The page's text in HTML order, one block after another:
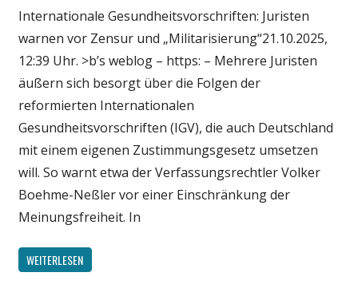
Politik
Wirtschaft
Wissenschaft
Internationale Gesundheitsvorschriften: Juristen
warnen vor Zensur und „Militarisierung“21.10.2025,
12:39 Uhr. >b’s weblog – https: – Mehrere Juristen
äußern sich besorgt über die Folgen der
reformierten Internationalen
Gesundheitsvorschriften (IGV), die auch Deutschland
mit einem eigenen Zustimmungsgesetz umsetzen
will. So warnt etwa der Verfassungsrechtler Volker
Boehme-Neßler vor einer Einschränkung der
Meinungsfreiheit. In
WEITERLESEN